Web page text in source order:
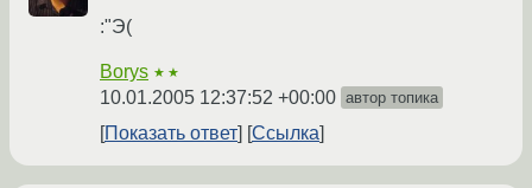
:"Э(
Borys ★★
10.01.2005 12:37:52 +00:00 автор топика
Показать ответ Ссылка